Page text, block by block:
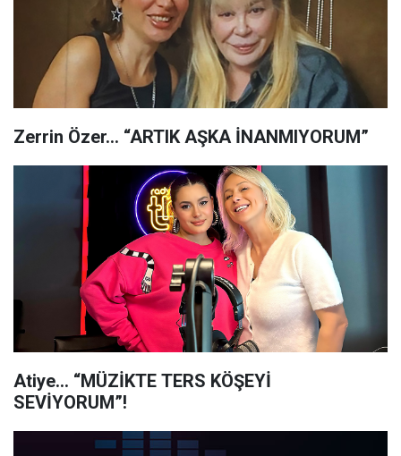
Zerrin Özer… “ARTIK AŞKA İNANMIYORUM”
Atiye… “MÜZİKTE TERS KÖŞEYİ
SEVİYORUM”!